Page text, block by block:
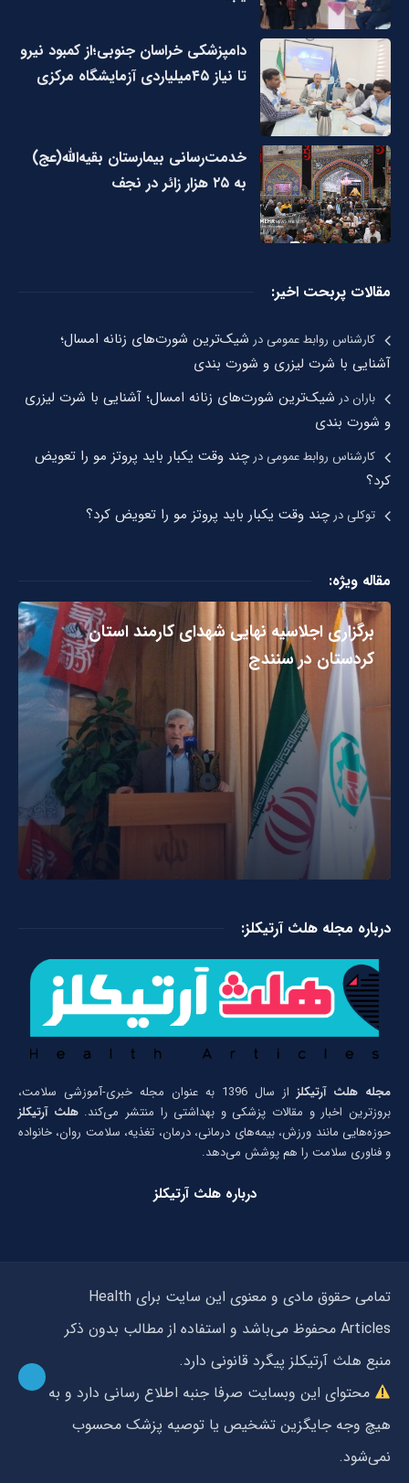
دامپزشکی خراسان جنوبی؛از کمبود نیرو
تا نیاز ۴۵میلیاردی آزمایشگاه مرکزی
خدمت‌رسانی بیمارستان بقیه‌الله(عج)
به ۲۵ هزار زائر در نجف
مقالات پربحت اخیر:
کارشناس روابط عمومیدر شیک‌ترین شورت‌های زنانه امسال؛
آشنایی با شرت لیزری و شورت بندی
باراندر شیک‌ترین شورت‌های زنانه امسال؛ آشنایی با شرت لیزری
و شورت بندی
کارشناس روابط عمومیدرچند وقت یکبار باید پروتز مو را تعویض
کرد؟
توکلیدرچند وقت یکبار باید پروتز مو را تعویض کرد؟
مقاله ویژه:
برگزاری اجلاسیه نهایی شهدای کارمند استان
کردستان در سنندج
درباره مجله هلث آرتیکلز:
مجله هلث آرتیکلز
از سال 1396 به عنوان مجله خبری-آموزشی سلامت،
بروزترین اخبار و مقالات پزشکی و بهداشتی را منتشر می‌کند.هلث آرتیکلز
حوزه‌هایی مانند ورزش، بیمه‌های درمانی، درمان، تغذیه، سلامت روان، خانواده
و فناوری سلامت را هم پوشش می‌دهد.
درباره هلث آرتیکلز
تمامی حقوق مادی و معنوی این سایت برای Health
Articles محفوظ می‌باشد و استفاده از مطالب بدون ذکر
منبع هلث آرتیکلز پیگرد قانونی دارد.
محتوای این وبسایت صرفا جنبه اطلاع رسانی دارد و به
هیچ وجه جایگزین تشخیص یا توصیه پزشک محسوب
نمی‌شود.